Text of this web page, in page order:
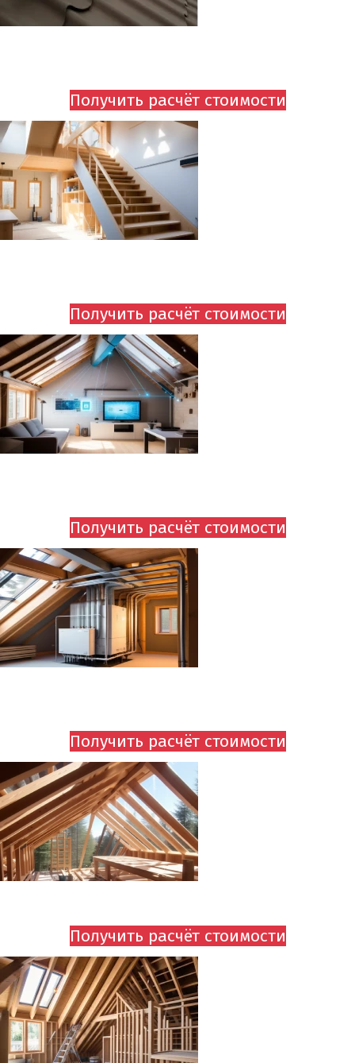
Получить расчёт стоимости
Получить расчёт стоимости
Получить расчёт стоимости
Получить расчёт стоимости
Получить расчёт стоимости